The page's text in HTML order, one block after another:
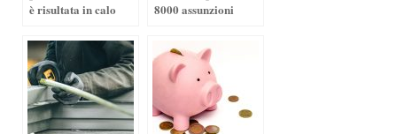
è risultata in calo
8000 assunzioni